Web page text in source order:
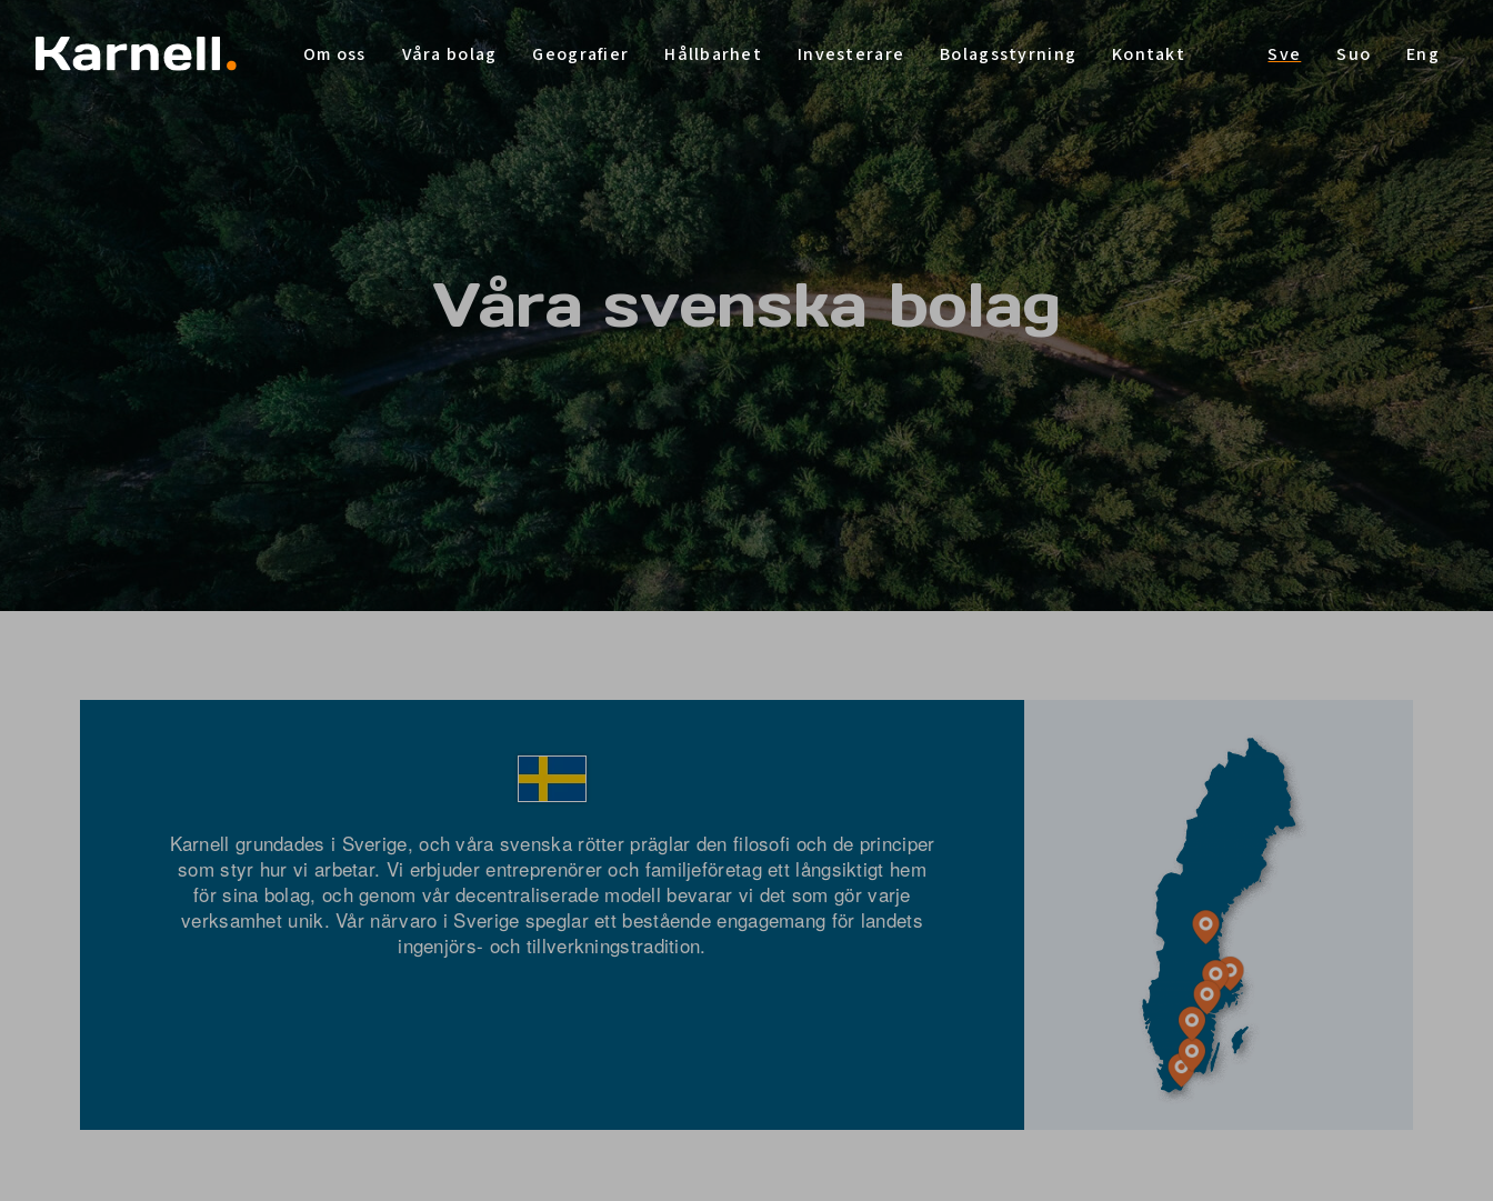
Om oss Våra bolag Geografier Hållbarhet Investerare Bolagsstyrning Kontakt Sve Suo Eng
Våra svenska bolag
Karnell grundades i Sverige, och våra svenska rötter präglar den filosofi och de principer
som styr hur vi arbetar. Vi erbjuder entreprenörer och familjeföretag ett långsiktigt hem
för sina bolag, och genom vår decentraliserade modell bevarar vi det som gör varje
verksamhet unik. Vår närvaro i Sverige speglar ett bestående engagemang för landets
ingenjörs- och tillverkningstradition.